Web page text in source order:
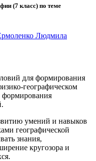
(7 класс) по теме
Людмила
для формирования
географическом
умений и навыков
географической
знания,
кругозора и